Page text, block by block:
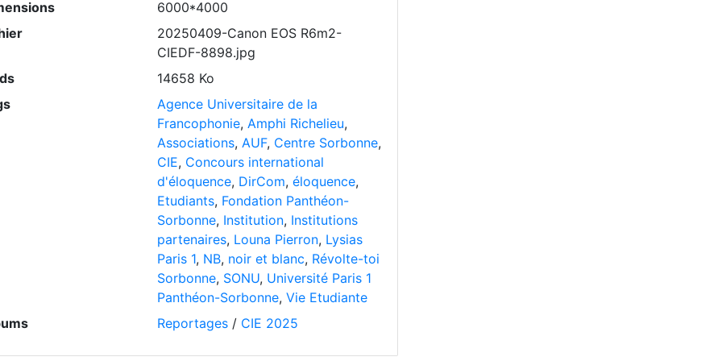
6000*4000
20250409-Canon EOS R6m2-
CIEDF-8898.jpg
14658 Ko
Agence Universitaire de la
Francophonie, Amphi Richelieu,
Associations, AUF, Centre Sorbonne,
CIE, Concours international
d'éloquence, DirCom, éloquence,
Etudiants, Fondation Panthéon-
Sorbonne, Institution, Institutions
partenaires, Louna Pierron, Lysias
Paris 1, NB, noir et blanc, Révolte-toi
Sorbonne, SONU, Université Paris 1
Panthéon-Sorbonne, Vie Etudiante
Reportages / CIE 2025